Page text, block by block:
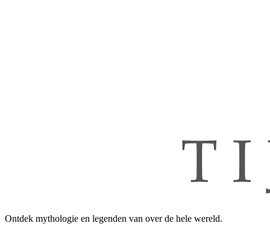
Ontdek mythologie en legenden van over de hele wereld.